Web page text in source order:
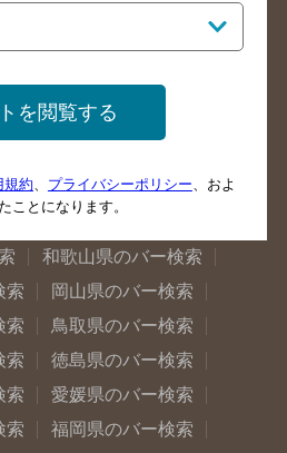
索
愛知県のバー検索
索
三重県のバー検索
索
富山県のバー検索
索
京都府のバー検索
和歌山県のバー検索
索
岡山県のバー検索
索
鳥取県のバー検索
索
徳島県のバー検索
索
愛媛県のバー検索
索
福岡県のバー検索
を閲覧する
規約、 プライバシーポリシー、およ
ことになります。